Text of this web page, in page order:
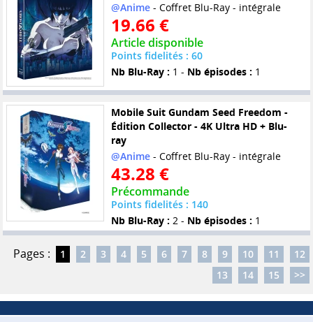
@Anime- Coffret Blu-Ray - intégrale
19.66 €
Article disponible
Points fidelités : 60
Nb Blu-Ray : 1 - Nb épisodes : 1
Mobile Suit Gundam Seed Freedom -
Édition Collector - 4K Ultra HD + Blu-
ray
@Anime- Coffret Blu-Ray - intégrale
43.28 €
Précommande
Points fidelités : 140
Nb Blu-Ray : 2 - Nb épisodes : 1
Pages : 1 2 3 4 5 6 7 8 9 10 11
12
13
14 15 >>